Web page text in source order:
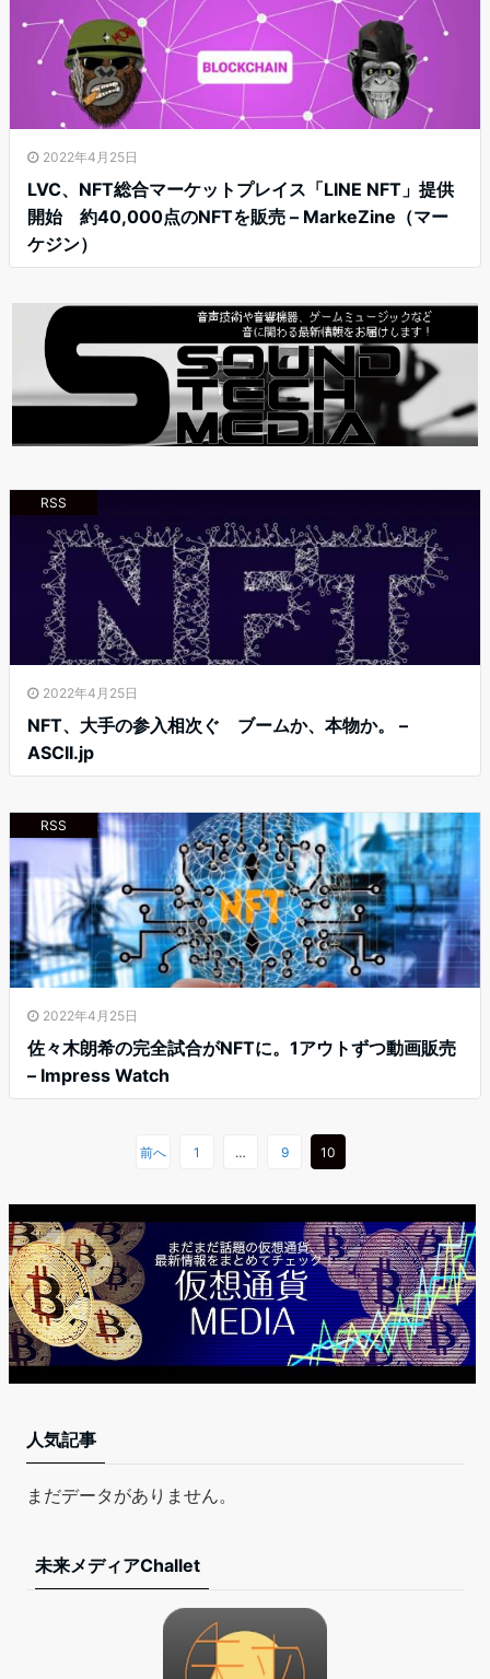
2022年4月25日
LVC、NFT総合マーケットプレイス「LINE NFT」提供
開始 約40,000点のNFTを販売 – MarkeZine（マー
ケジン）
RSS
2022年4月25日
NFT、大手の参入相次ぐ ブームか、本物か。 –
ASCII.jp
RSS
2022年4月25日
佐々木朗希の完全試合がNFTに。1アウトずつ動画販売
– Impress Watch
前へ 1 … 9 10
人気記事
まだデータがありません。
未来メディアChallet